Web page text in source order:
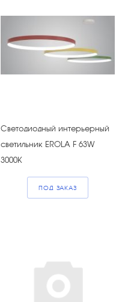
Светодиодный интерьерный
светильник EROLA F 63W
3000К
ПОД ЗАКАЗ